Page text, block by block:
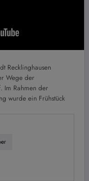
Recklinghausen
Wege der
Im Rahmen der
wurde ein Frühstück